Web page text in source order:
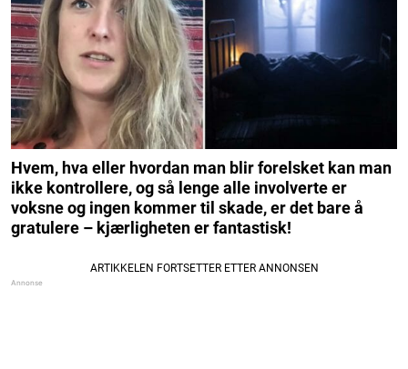
Hvem, hva eller hvordan man blir forelsket kan man
ikke kontrollere, og så lenge alle involverte er
voksne og ingen kommer til skade, er det bare å
gratulere – kjærligheten er fantastisk!